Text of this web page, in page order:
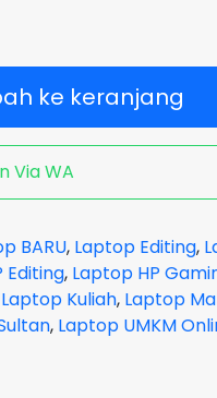
ke keranjang
Via WA
BARU, Laptop Editing,
Editing, Laptop HP
Laptop Kuliah, Laptop
, Laptop UMKM